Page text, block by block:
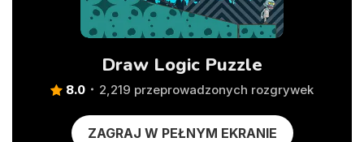
Draw Logic Puzzle
8.0 2,219 przeprowadzonych rozgrywek
ZAGRAJ W PEŁNYM EKRANIE